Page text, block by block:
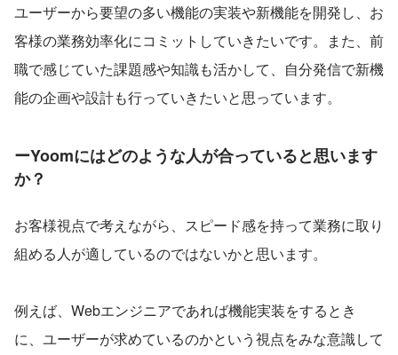
ユーザーから要望の多い機能の実装や新機能を開発し、お
客様の業務効率化にコミットしていきたいです。また、前
職で感じていた課題感や知識も活かして、自分発信で新機
能の企画や設計も行っていきたいと思っています。
ーYoomにはどのような人が合っていると思います
か？
お客様視点で考えながら、スピード感を持って業務に取り
組める人が適しているのではないかと思います。
例えば、Webエンジニアであれば機能実装をするとき
に、ユーザーが求めているのかという視点をみな意識して